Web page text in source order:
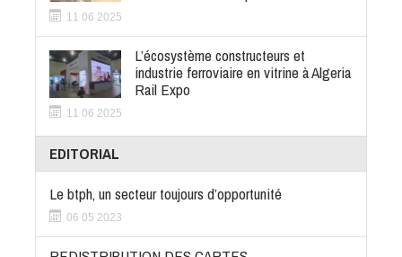
11 06 2025
L’écosystème constructeurs et
industrie ferroviaire en vitrine à Algeria
Rail Expo
11 06 2025
EDITORIAL
Le btph, un secteur toujours d’opportunité
06 05 2023